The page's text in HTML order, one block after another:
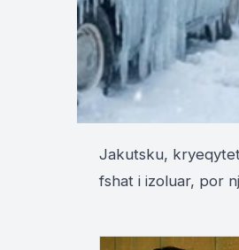
Jakutsku,
fshat i izoluar, por